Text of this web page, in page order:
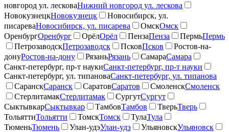
новгород ул. лесковаНижний новгород ул. лескова
НовокузнецкНовокузнецк
Новосибирск, ул.
писареваНовосибирск, ул. писарева ОмскОмск
ОренбургОренбург ОрёлОрёл ПензаПенза ПермьПермь
ПетрозаводскПетрозаводск ПсковПсков
Ростов-на-
донуРостов-на-дону РязаньРязань СамараСамара
Санкт-петербург, пр-т наукиСанкт-петербург, пр-т науки
Санкт-петербург, ул. типановаСанкт-петербург, ул. типанова
СаранскСаранск СаратовСаратов СмоленскСмоленск
СтерлитамакСтерлитамак СургутСургут
СыктывкарСыктывкар ТамбовТамбов ТверьТверь
ТольяттиТольятти ТомскТомск ТулаТула
ТюменьТюмень Улан-удэУлан-удэ УльяновскУльяновск